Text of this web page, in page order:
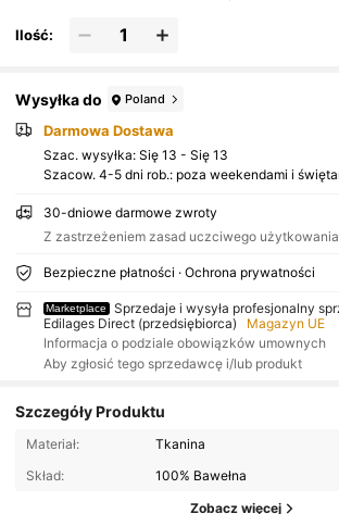
Ilość:
Wysyłka do Poland
Darmowa Dostawa
Szac. wysyłka: Się 13 - Się 13
Szacow. 4-5 dni rob.: poza weekendami i
30-dniowe darmowe zwroty
Z zastrzeżeniem zasad uczciwego użytkowania
Bezpieczne płatności · Ochrona prywatności
Marketplace
Sprzedaje i wysyła profesjonalny
Edilages Direct (przedsiębiorca)
Magazyn UE
Informacja o podziale obowiązków umownych
Aby zgłosić tego sprzedawcę i/lub produkt
Szczegóły Produktu
Materiał:
Tkanina
Skład:
100% Bawełna
Zobacz więcej